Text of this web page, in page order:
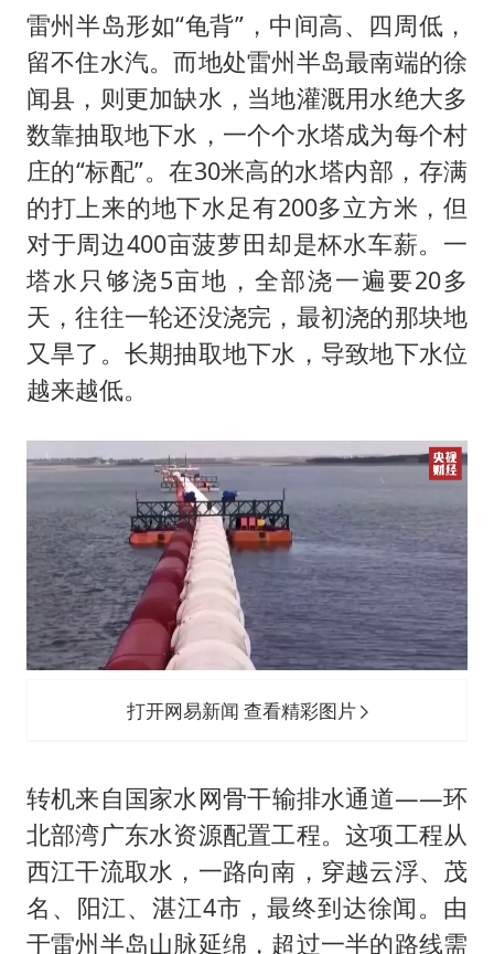
雷州半岛形如“龟背”，中间高、四周低，
留不住水汽。而地处雷州半岛最南端的徐
闻县，则更加缺水，当地灌溉用水绝大多
数靠抽取地下水，一个个水塔成为每个村
庄的“标配”。在30米高的水塔内部，存满
的打上来的地下水足有200多立方米，但
对于周边400亩菠萝田却是杯水车薪。一
塔水只够浇5亩地，全部浇一遍要20多
天，往往一轮还没浇完，最初浇的那块地
又旱了。长期抽取地下水，导致地下水位
越来越低。
打开网易新闻 查看精彩图片
转机来自国家水网骨干输排水通道——环
北部湾广东水资源配置工程。这项工程从
西江干流取水，一路向南，穿越云浮、茂
名、阳江、湛江4市，最终到达徐闻。由
于雷州半岛山脉延绵，超过一半的路线需